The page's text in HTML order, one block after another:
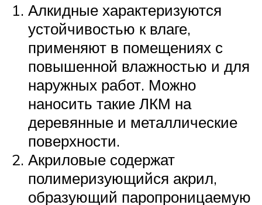
Алкидные характеризуются
устойчивостью к влаге,
применяют в помещениях с
повышенной влажностью и для
наружных работ. Можно
наносить такие ЛКМ на
деревянные и металлические
поверхности.
Акриловые содержат
полимеризующийся акрил,
образующий паропроницаемую